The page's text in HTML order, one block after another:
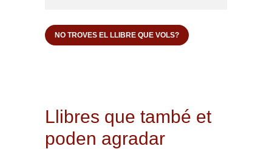
NO TROVES EL LLIBRE QUE VOLS?
Llibres que també et
poden agradar